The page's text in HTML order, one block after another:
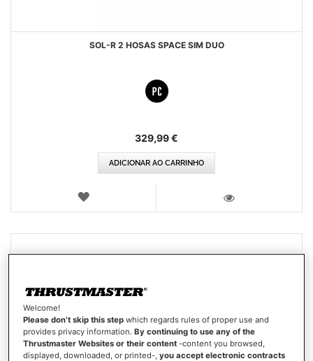
SOL-R 2 HOSAS SPACE SIM DUO
329,99 €
ADICIONAR AO CARRINHO
LISTA
Welcome!
Please don’t skip this step which regards rules of proper use and
provides privacy information.By continuing to use any of the
Thrustmaster Websites or their content -content you browsed,
displayed, downloaded, or printed-,you accept electronic contracts